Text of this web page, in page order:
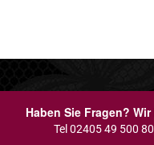
Haben Sie Fragen?
Tel 02405 49 500 80